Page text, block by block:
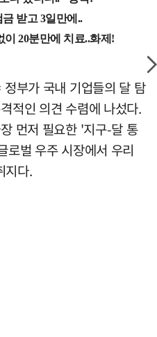
부가 국내 기업들의 달 탐
적인 의견 수렴에 나섰다.
먼저 필요한 '지구-달 통
로벌 우주 시장에서 우리
지다.